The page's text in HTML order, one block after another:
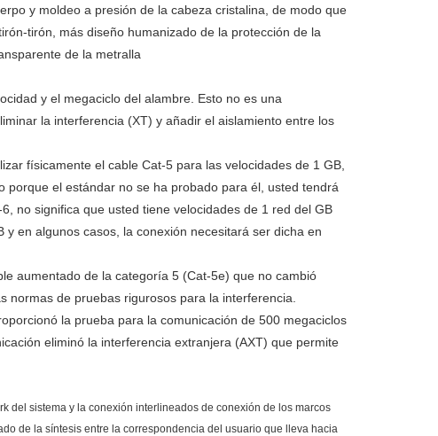
y moldeo a presión de la cabeza cristalina, de modo que
tirón, más diseño humanizado de la protección de la
de la metralla
y el megaciclo del alambre. Esto no es una
la interferencia (XT) y añadir el aislamiento entre los
físicamente el cable Cat-5 para las velocidades de 1 GB,
el estándar no se ha probado para él, usted tendrá
no significa que usted tiene velocidades de 1 red del GB
en algunos casos, la conexión necesitará ser dicha en
aumentado de la categoría 5 (Cat-5e) que no cambió
de pruebas rigurosos para la interferencia.
la prueba para la comunicación de 500 megaciclos
eliminó la interferencia extranjera (AXT) que permite
del sistema y la conexión interlineados de conexión de los marcos
de la síntesis entre la correspondencia del usuario que lleva hacia